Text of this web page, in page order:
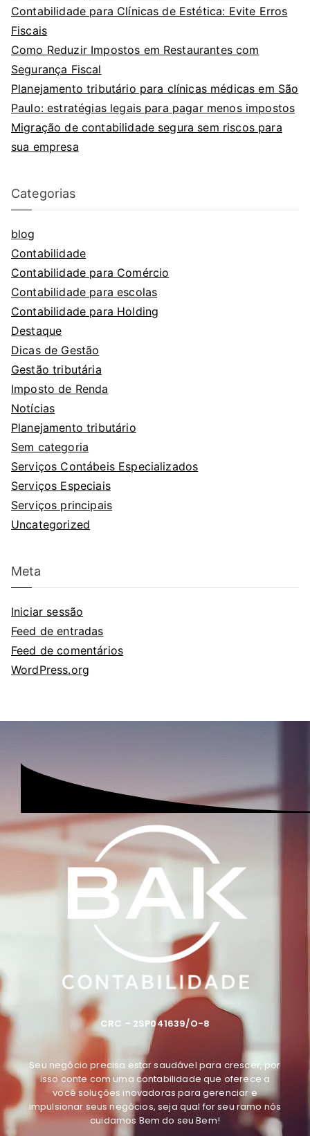
Contabilidade para Clínicas de Estética: Evite Erros
Fiscais
Como Reduzir Impostos em Restaurantes com
Segurança Fiscal
Planejamento tributário para clínicas médicas em São
Paulo: estratégias legais para pagar menos impostos
Migração de contabilidade segura sem riscos para
sua empresa
Categorias
blog
Contabilidade
Contabilidade para Comércio
Contabilidade para escolas
Contabilidade para Holding
Destaque
Dicas de Gestão
Gestão tributária
Imposto de Renda
Notícias
Planejamento tributário
Sem categoria
Serviços Contábeis Especializados
Serviços Especiais
Serviços principais
Uncategorized
Meta
Iniciar sessão
Feed de entradas
Feed de comentários
WordPress.org
CRC – 2SP041639/O-8
Seu negócio precisa estar saudável para crescer, por
isso conte com uma contabilidade que oferece a
você soluções inovadoras para gerenciar e
impulsionar seus negócios, seja qual for seu ramo nós
cuidamos Bem do seu Bem!